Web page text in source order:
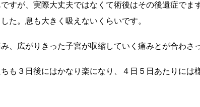
すが、実際大丈夫ではなくて術後はその後遺症で
た。息も大きく吸えないくらいです。
、広がりきった子宮が収縮していく痛みとが合わさ
も３日後にはかなり楽になり、４日５日あたりには